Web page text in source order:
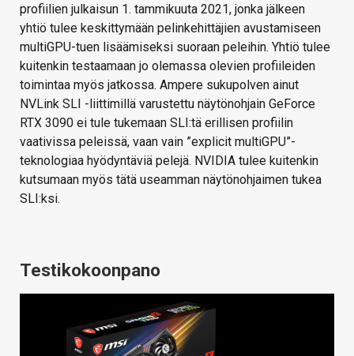
profiilien julkaisun 1. tammikuuta 2021, jonka jälkeen
yhtiö tulee keskittymään pelinkehittäjien avustamiseen
multiGPU-tuen lisäämiseksi suoraan peleihin. Yhtiö tulee
kuitenkin testaamaan jo olemassa olevien profiileiden
toimintaa myös jatkossa. Ampere sukupolven ainut
NVLink SLI -liittimillä varustettu näytönohjain GeForce
RTX 3090 ei tule tukemaan SLI:tä erillisen profiilin
vaativissa peleissä, vaan vain ”explicit multiGPU”-
teknologiaa hyödyntäviä pelejä. NVIDIA tulee kuitenkin
kutsumaan myös tätä useamman näytönohjaimen tukea
SLI:ksi.
Testikokoonpano